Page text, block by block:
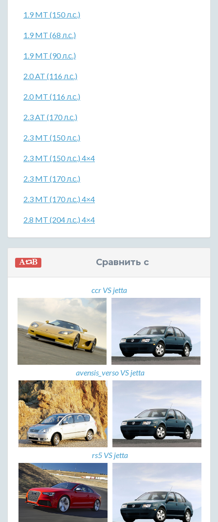
1.9 MT (150 л.с.)
1.9 MT (68 л.с.)
1.9 MT (90 л.с.)
2.0 AT (116 л.с.)
2.0 MT (116 л.с.)
2.3 AT (170 л.с.)
2.3 MT (150 л.с.)
2.3 MT (150 л.с.) 4×4
2.3 MT (170 л.с.)
2.3 MT (170 л.с.) 4×4
2.8 MT (204 л.с.) 4×4
Сравнить с
ccr VS jetta
avensis_verso VS jetta
rs5 VS jetta